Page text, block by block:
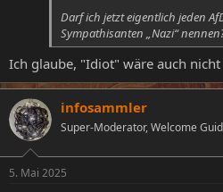
Darf ich jetzt eigentlich jeden
Sympathisanten „Nazi“
Ich glaube, "Idiot" wäre auch
infosammler
Super-Moderator, Welcome
5. Mai 2025